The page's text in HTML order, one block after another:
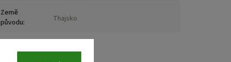
Země
původu: Thajsko